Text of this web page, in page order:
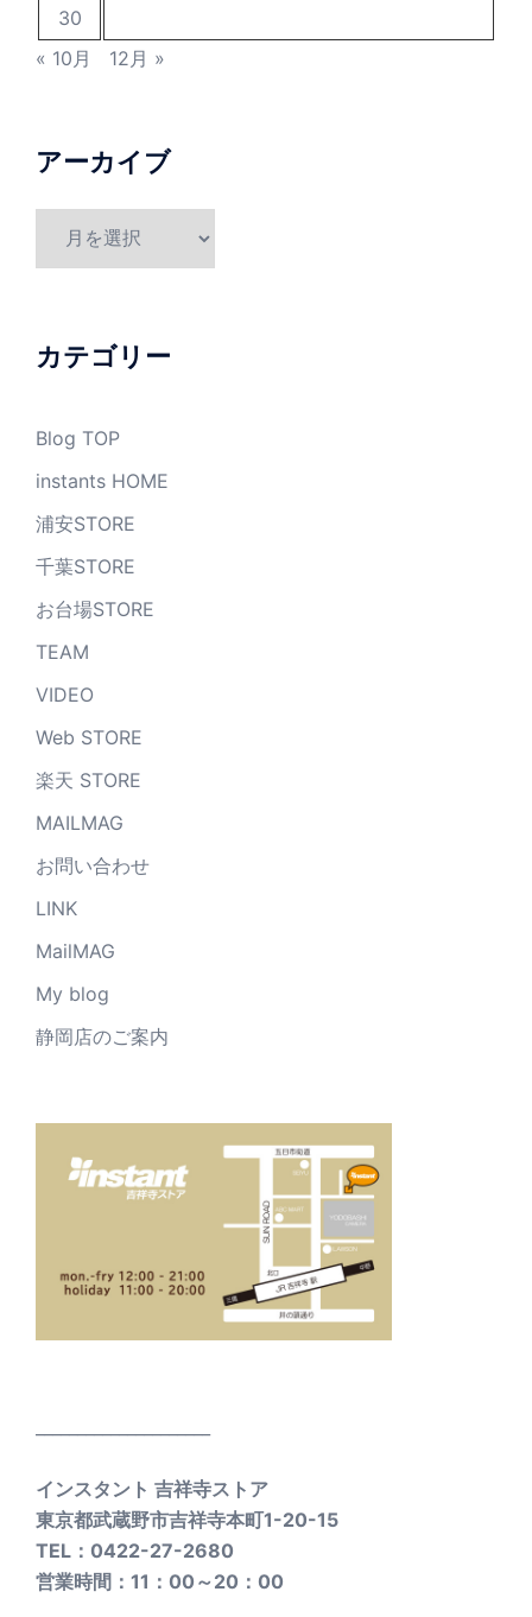
30
« 10月
12月 »
アーカイブ
ブ
カテゴリー
Blog TOP
instants HOME
浦安STORE
千葉STORE
お台場STORE
TEAM
VIDEO
Web STORE
楽天 STORE
MAILMAG
お問い合わせ
LINK
MailMAG
My blog
静岡店のご案内
インスタント 吉祥寺ストア
東京都武蔵野市吉祥寺本町1-20-15
TEL：0422-27-2680
営業時間：11：00～20：00